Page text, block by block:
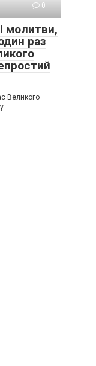
0
молитви,
раз
Великого